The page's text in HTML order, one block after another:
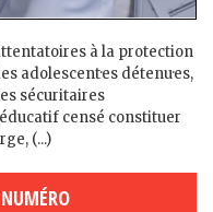
à la protection
adolescent·es détenu·es,
sécuritaires
censé constituer
(...)